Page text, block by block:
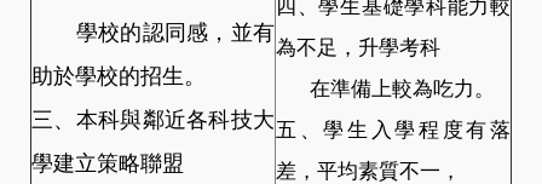
學校的認同感，並有
助於學校的招生。
三、本科與鄰近各科技大
學建立策略聯盟
為不足，升學考科
在準備上較為吃力。​
五、學生入學程度有落
差，平均素質不一，